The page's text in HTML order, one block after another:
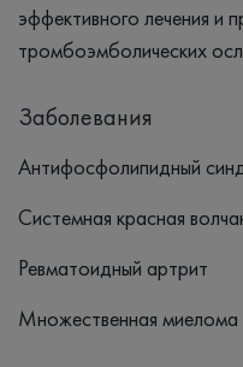
эффективного лечения и
тромбоэмболических
Заболевания
Антифосфолипидный
Системная красная
Ревматоидный артрит
Множественная миелома